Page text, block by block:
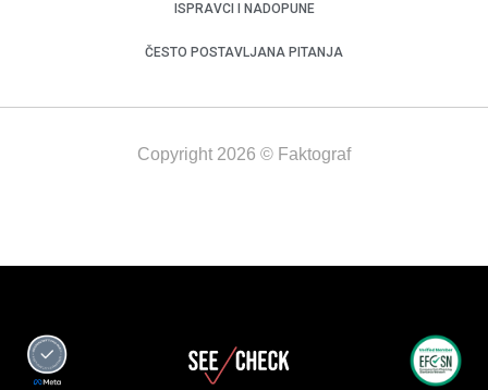
ISPRAVCI I NADOPUNE
ČESTO POSTAVLJANA PITANJA
Copyright 2026 © Faktograf